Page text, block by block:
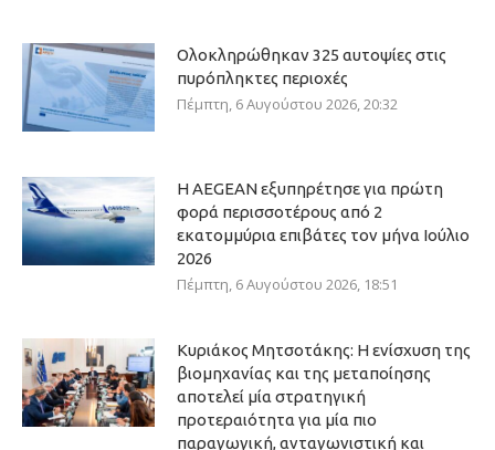
Ολοκληρώθηκαν 325 αυτοψίες στις
πυρόπληκτες περιοχές
Πέμπτη, 6 Αυγούστου 2026, 20:32
Η AEGEAN εξυπηρέτησε για πρώτη
φορά περισσοτέρους από 2
εκατομμύρια επιβάτες τον μήνα Ιούλιο
2026
Πέμπτη, 6 Αυγούστου 2026, 18:51
Κυριάκος Μητσοτάκης: Η ενίσχυση της
βιομηχανίας και της μεταποίησης
αποτελεί μία στρατηγική
προτεραιότητα για μία πιο
παραγωγική, ανταγωνιστική και